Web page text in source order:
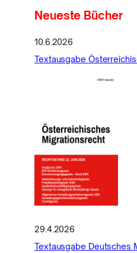
Neueste Bücher
10.6.2026
Textausgabe
29.4.2026
Textausgabe Deutsches